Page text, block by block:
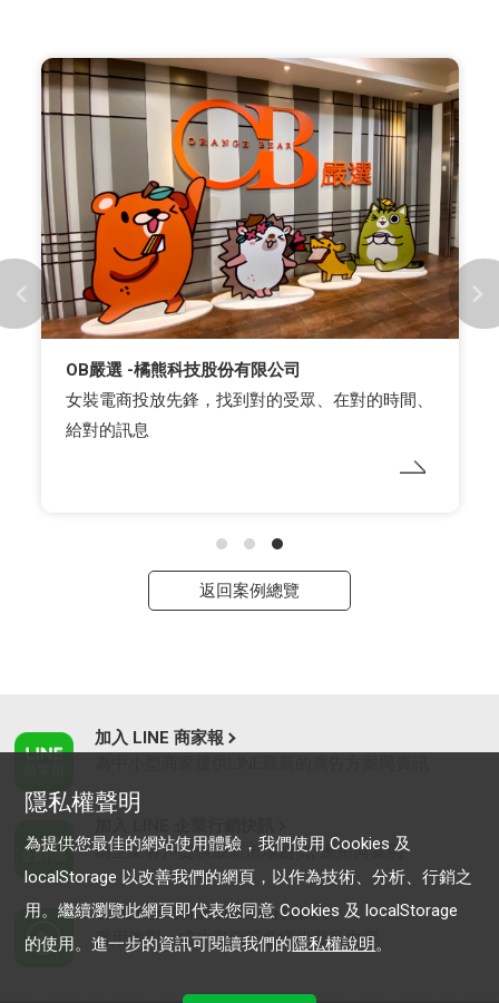
OB嚴選 -橘熊科技股份有限公司
女裝電商投放先鋒，找到對的受眾、在對的時間、
給對的訊息
返回案例總覽
加入 LINE 商家報
為企業客戶提供最新市場趨勢, 應用與案例
LINE Biz-Solutions YouTube
實用教學、成功案例等多樣化影音內容
隱私權聲明
為提供您最佳的網站使用體驗，我們使用 Cookies 及
localStorage 以改善我們的網頁，以作為技術、分析、行銷之
用。繼續瀏覽此網頁即代表您同意 Cookies 及 localStorage
的使用。進一步的資訊可閱讀我們的隱私權說明。